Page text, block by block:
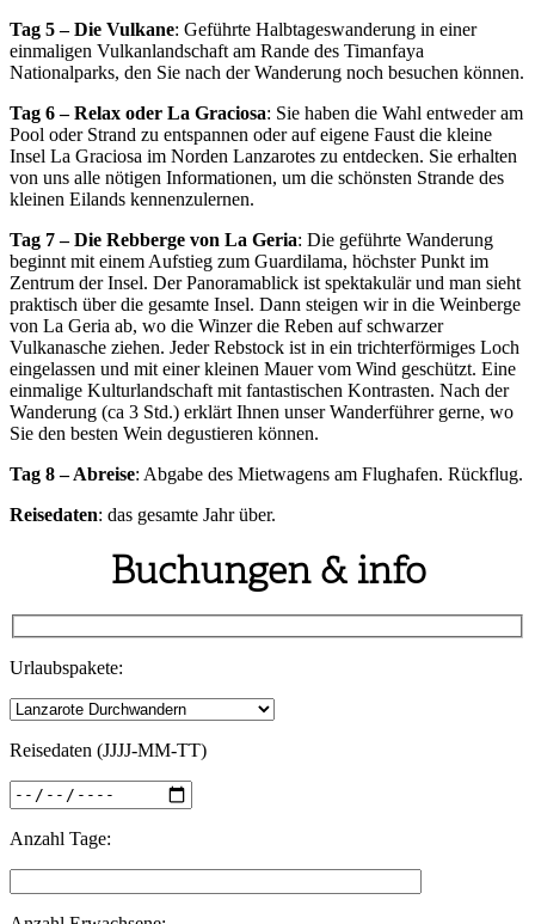
Tag 5 – Die Vulkane: Geführte Halbtageswanderung in einer
einmaligen Vulkanlandschaft am Rande des Timanfaya
Nationalparks, den Sie nach der Wanderung noch besuchen können.
Tag 6 – Relax oder La Graciosa: Sie haben die Wahl entweder am
Pool oder Strand zu entspannen oder auf eigene Faust die kleine
Insel La Graciosa im Norden Lanzarotes zu entdecken. Sie erhalten
von uns alle nötigen Informationen, um die schönsten Strande des
kleinen Eilands kennenzulernen.
Tag 7 – Die Rebberge von La Geria: Die geführte Wanderung
beginnt mit einem Aufstieg zum Guardilama, höchster Punkt im
Zentrum der Insel. Der Panoramablick ist spektakulär und man sieht
praktisch über die gesamte Insel. Dann steigen wir in die Weinberge
von La Geria ab, wo die Winzer die Reben auf schwarzer
Vulkanasche ziehen. Jeder Rebstock ist in ein trichterförmiges Loch
eingelassen und mit einer kleinen Mauer vom Wind geschützt. Eine
einmalige Kulturlandschaft mit fantastischen Kontrasten. Nach der
Wanderung (ca 3 Std.) erklärt Ihnen unser Wanderführer gerne, wo
Sie den besten Wein degustieren können.
Tag 8 – Abreise: Abgabe des Mietwagens am Flughafen. Rückflug.
Reisedaten: das gesamte Jahr über.
Buchungen & info
Urlaubspakete:
Reisedaten (JJJJ-MM-TT)
Anzahl Tage: